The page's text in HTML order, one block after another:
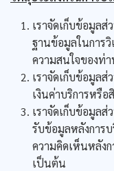
เราจัดเก็บข้อมูล
ฐานข้อมูลในการ
ความสนใจของท่
เราจัดเก็บข้อมูล
เงินค่าบริการหรื
เราจัดเก็บข้อมูล
รับข้อมูลหลังการ
ความคิดเห็นหลังก
เป็นต้น